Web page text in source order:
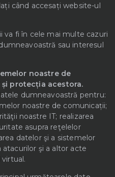
când accesați website-ul
va fi în cele mai multe cazuri
sau interesul
noastre de
protecția acestora.
dumneavoastră pentru:
noastre de comunicații;
noastre IT; realizarea
asupra reţelelor
datelor şi a sistemelor
şi a altor acte